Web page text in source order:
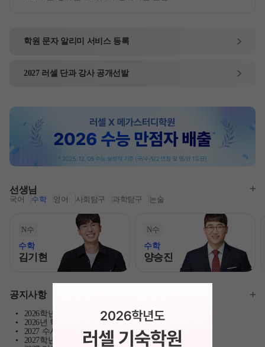
학원 문자 알리미 서비스 등록
2027러셀 단과 강사 공개선발
선생님
국어 수학 영어 사회탐구 과학탐구 논술
N수
수학
김기현
N수
수학
양승진
공지사항
2026학년도 주요대학 합격 현황
2026년 학사 일정 안내
2027 수시 합격예측 서비스 이용안내
2027학년도 정규/반수 8월 정기 외출 안내